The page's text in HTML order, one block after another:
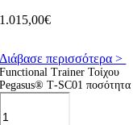
1.015,00€
Διάβασε περισσότερα >
Functional Trainer Τοίχου
Pegasus® T‑SC01 ποσότητα